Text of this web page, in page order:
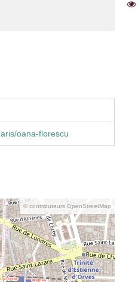
oana-florescu
© contributeurs OpenStreetMap